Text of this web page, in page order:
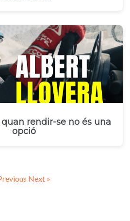
rendir-se no és una
opció
Next »